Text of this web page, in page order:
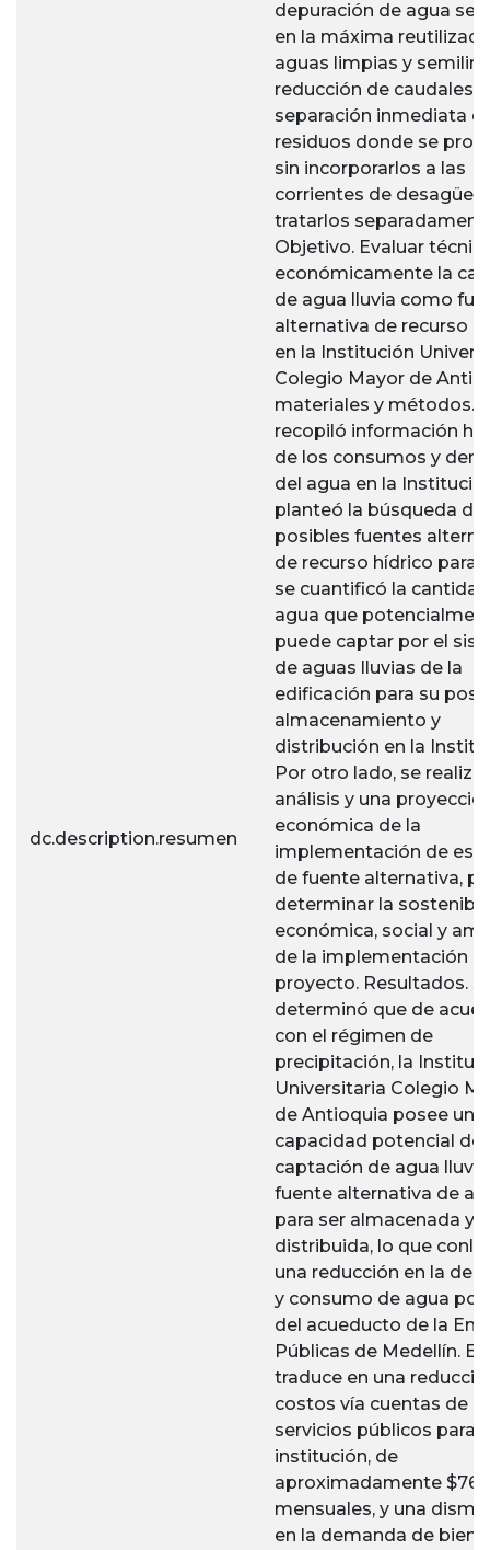
dc.description.resumen
depuración de agua se
en la máxima
aguas limpias y
reducción de caudales,
separación inmediata
residuos donde se
sin incorporarlos a las
corrientes de desagüe,
tratarlos
Objetivo. Evaluar
económicamente la
de agua lluvia como
alternativa de recurso
en la Institución
Colegio Mayor de
materiales y métodos.
recopiló información
de los consumos y
del agua en la
planteó la búsqueda de
posibles fuentes
de recurso hídrico para
se cuantificó la
agua que
puede captar por el
de aguas lluvias de la
edificación para su
almacenamiento y
distribución en la
Por otro lado, se realizó
análisis y una
económica de la
implementación de
de fuente alternativa,
determinar la
económica, social y
de la implementación
proyecto. Resultados.
determinó que de
con el régimen de
precipitación, la
Universitaria Colegio
de Antioquia posee una
capacidad potencial de
captación de agua
fuente alternativa de
para ser almacenada y
distribuida, lo que
una reducción en la
y consumo de agua
del acueducto de la
Públicas de Medellín.
traduce en una
costos vía cuentas de
servicios públicos para
institución, de
aproximadamente
mensuales, y una
en la demanda de